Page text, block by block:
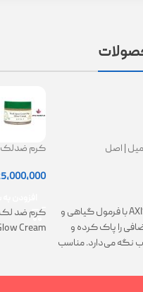
ژل شستشوی کینوا AXIS-Y با فرمول گیاهی و
را پاک کرده و
نگه می‌دارد. مناسب
کرم ضد لک
Cream